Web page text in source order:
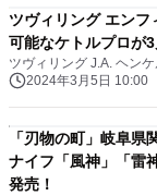
ツヴィリング エン
可能なケトルプロが
ツヴィリング J.A. ヘン
2024年3月5日 10:00
「刃物の町」岐阜
ナイフ「風神」「雷
発売！